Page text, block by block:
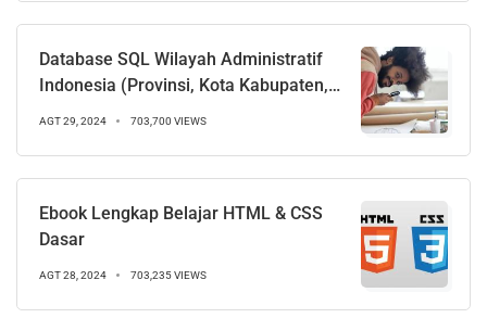
Database SQL Wilayah Administratif
Indonesia (Provinsi, Kota Kabupaten,
AGT 29, 2024 703,700 VIEWS
Ebook Lengkap Belajar HTML & CSS
Dasar
AGT 28, 2024 703,235 VIEWS